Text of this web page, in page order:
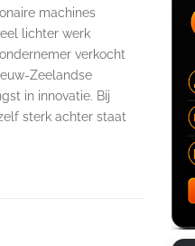
machines
lichter werk
verkocht
Zeelandse
in innovatie. Bij
sterk achter staat